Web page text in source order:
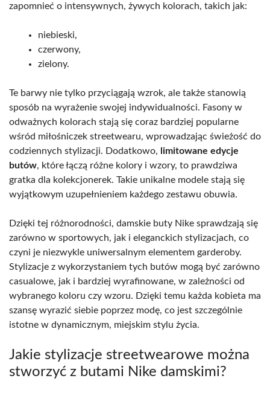
zapomnieć o intensywnych, żywych kolorach, takich jak:
niebieski,
czerwony,
zielony.
Te barwy nie tylko przyciągają wzrok, ale także stanowią
sposób na wyrażenie swojej indywidualności. Fasony w
odważnych kolorach stają się coraz bardziej popularne
wśród miłośniczek streetwearu, wprowadzając świeżość do
codziennych stylizacji. Dodatkowo, limitowane edycje
butów, które łączą różne kolory i wzory, to prawdziwa
gratka dla kolekcjonerek. Takie unikalne modele stają się
wyjątkowym uzupełnieniem każdego zestawu obuwia.
Dzięki tej różnorodności, damskie buty Nike sprawdzają się
zarówno w sportowych, jak i eleganckich stylizacjach, co
czyni je niezwykle uniwersalnym elementem garderoby.
Stylizacje z wykorzystaniem tych butów mogą być zarówno
casualowe, jak i bardziej wyrafinowane, w zależności od
wybranego koloru czy wzoru. Dzięki temu każda kobieta ma
szansę wyrazić siebie poprzez modę, co jest szczególnie
istotne w dynamicznym, miejskim stylu życia.
Jakie stylizacje streetwearowe można
stworzyć z butami Nike damskimi?